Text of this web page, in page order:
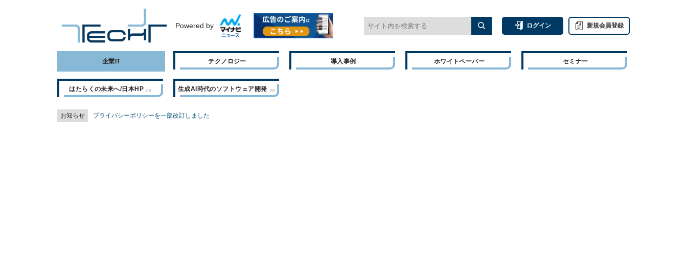
Powered by ログイン 新規会員登録
企業IT テクノロジー 導入事例 ホワイトペーパー セミナー
はたらくの未来へ/日本HP 生成AI時代のソフトウェア開発
お知らせ プライバシーポリシーを一部改訂しました